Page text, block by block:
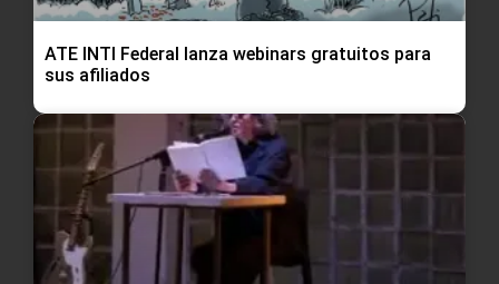
ATE INTI Federal lanza webinars gratuitos para
sus afiliados